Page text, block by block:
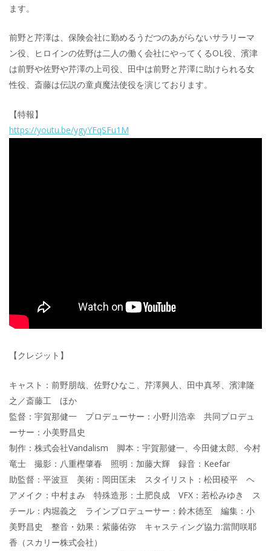
ます。
前野と芹澤は、保険会社に勤めるうだつのあがらないサラリーマ
ン役、ヒロインの佐野は二人の働く会社にやってくるOL役、濱津
は前野や佐野や芹澤の上司役、田中は前野と芹澤に助けられる女
性役、斎藤は伝説の童貞魔法使役を演じております。
【特報】
https://youtu.be/ygyYFqSFu1M
【クレジット】
キャスト：前野朋哉、佐野ひなこ、芹澤興人、田中真琴、濱津隆
之／斎藤工 ほか
監督：宇賀那健一 プロデューサー：小野川浩幸 共同プロデュ
ーサー：小美野昌史
制作：株式会社Vandalism 脚本：宇賀那健一、今田健太郎、今村
竜士 撮影：八重樫肇春 照明：加藤大輝 録音：Keefar
助監督：平波亘 美術：岡田匡未 スタイリスト：松田稜平 ヘ
アメイク：中村まみ 特殊造形：土肥良成 VFX：若松みゆき ス
チール：内堀義之 ラインプロデューサー：鈴木徳至 編集：小
美野昌史 整音・効果：紫藤佑弥 キャスティング協力:當間咲耶
香（スカリー株式会社）